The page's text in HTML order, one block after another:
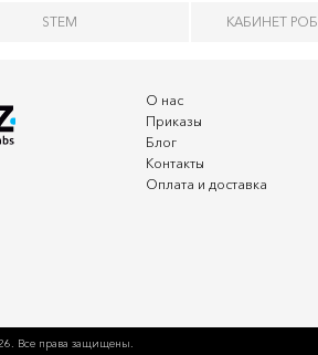
STEM КАБИНЕТ
О нас
Приказы
Блог
Контакты
Оплата и доставка
Все права защищены.